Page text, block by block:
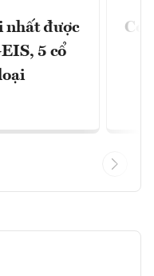
nhất được
5 cổ
Có